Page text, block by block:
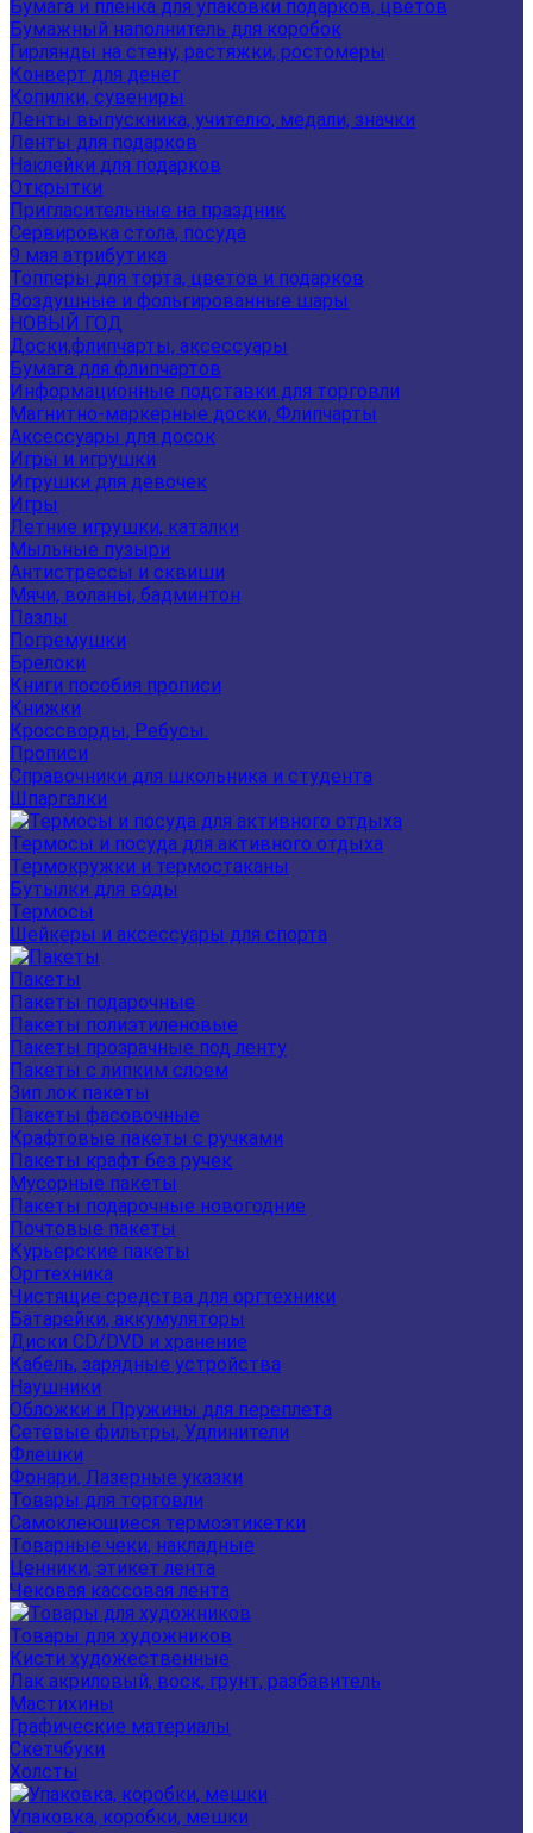
Бумага и пленка для упаковки подарков, цветов
Бумажный наполнитель для коробок
Гирлянды на стену, растяжки, ростомеры
Конверт для денег
Копилки, сувениры
Ленты выпускника, учителю, медали, значки
Ленты для подарков
Наклейки для подарков
Открытки
Пригласительные на праздник
Сервировка стола, посуда
9 мая атрибутика
Топперы для торта, цветов и подарков
Воздушные и фольгированные шары
НОВЫЙ ГОД
Доски,флипчарты, аксессуары
Бумага для флипчартов
Информационные подставки для торговли
Магнитно-маркерные доски, Флипчарты
Аксессуары для досок
Игры и игрушки
Игрушки для девочек
Игры
Летние игрушки, каталки
Мыльные пузыри
Антистрессы и сквиши
Мячи, воланы, бадминтон
Пазлы
Погремушки
Брелоки
Книги пособия прописи
Книжки
Кроссворды, Ребусы.
Прописи
Справочники для школьника и студента
Шпаргалки
Термосы и посуда для активного отдыха
Термокружки и термостаканы
Бутылки для воды
Термосы
Шейкеры и аксессуары для спорта
Пакеты
Пакеты подарочные
Пакеты полиэтиленовые
Пакеты прозрачные под ленту
Пакеты с липким слоем
Зип лок пакеты
Пакеты фасовочные
Крафтовые пакеты с ручками
Пакеты крафт без ручек
Мусорные пакеты
Пакеты подарочные новогодние
Почтовые пакеты
Курьерские пакеты
Оргтехника
Чистящие средства для оргтехники
Батарейки, аккумуляторы
Диски CD/DVD и хранение
Кабель, зарядные устройства
Наушники
Обложки и Пружины для переплета
Сетевые фильтры, Удлинители
Флешки
Фонари, Лазерные указки
Товары для торговли
Самоклеющиеся термоэтикетки
Товарные чеки, накладные
Ценники, этикет лента
Чековая кассовая лента
Товары для художников
Кисти художественные
Лак акриловый, воск, грунт, разбавитель
Мастихины
Графические материалы
Скетчбуки
Холсты
Упаковка, коробки, мешки